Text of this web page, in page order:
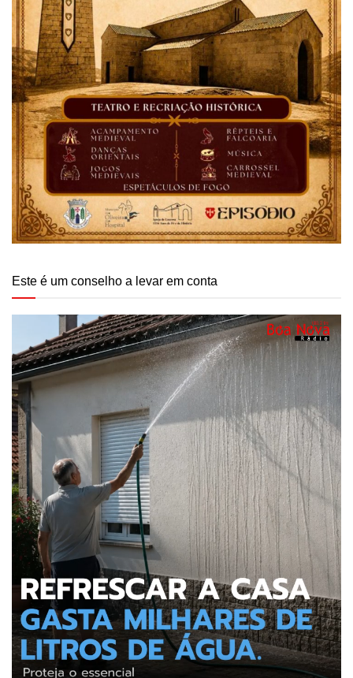
Este é um conselho a levar em conta